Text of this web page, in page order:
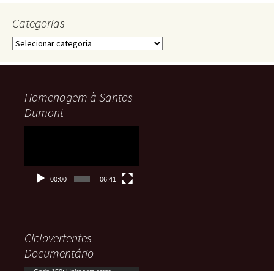
Categorias
Categorias
Homenagem à Santos
Dumont
00:00 06:41
Ciclovertentes –
Documentário